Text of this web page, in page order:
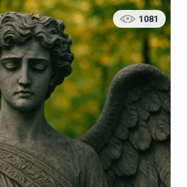
1081